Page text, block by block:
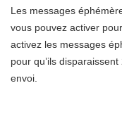
Les messages
vous pouvez activer
activez les messages
pour qu’ils
envoi.